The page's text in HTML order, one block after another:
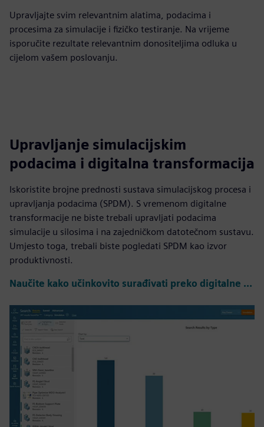
Upravljajte svim relevantnim alatima, podacima i
procesima za simulacije i fizičko testiranje. Na vrijeme
isporučite rezultate relevantnim donositeljima odluka u
cijelom vašem poslovanju.
Upravljanje simulacijskim
podacima i digitalna transformacija
Iskoristite brojne prednosti sustava simulacijskog procesa i
upravljanja podacima (SPDM). S vremenom digitalne
transformacije ne biste trebali upravljati podacima
simulacije u silosima i na zajedničkom datotečnom sustavu.
Umjesto toga, trebali biste pogledati SPDM kao izvor
produktivnosti.
Naučite kako učinkovito surađivati preko digitalne niti